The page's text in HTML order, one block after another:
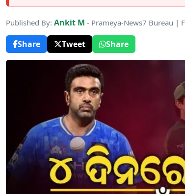
Published By: Ankit M - Prameya-News7 Bureau |
Share
Tweet Share